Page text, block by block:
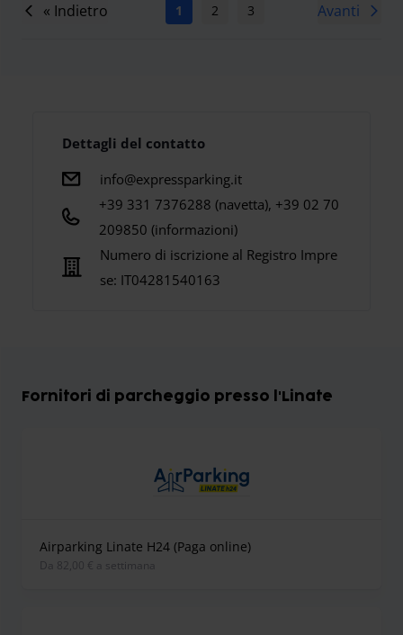
« Indietro 1 2 3 5 6
Avanti
Dettagli del contatto
info@expressparking.it
+39 331 7376288 (navetta), +39 02 70
209850 (informazioni)
Numero di iscrizione al Registro Impre
se: IT04281540163
Fornitori di parcheggio presso l'Linate
Airparking Linate H24 (Paga online)
Da 82,00 € a settimana